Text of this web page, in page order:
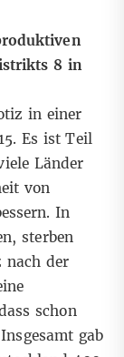
8 in
in einer
. Es ist Teil
Länder
von
In
sterben
nach der
schon
gab